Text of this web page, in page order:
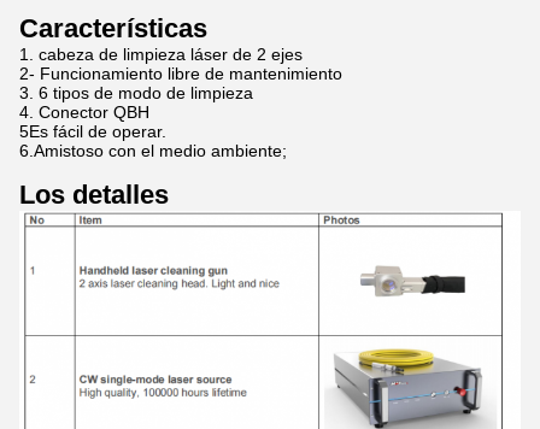
Características
1. cabeza de limpieza láser de 2 ejes
2- Funcionamiento libre de mantenimiento
3. 6 tipos de modo de limpieza
4. Conector QBH
5Es fácil de operar.
6.Amistoso con el medio ambiente;
Los detalles